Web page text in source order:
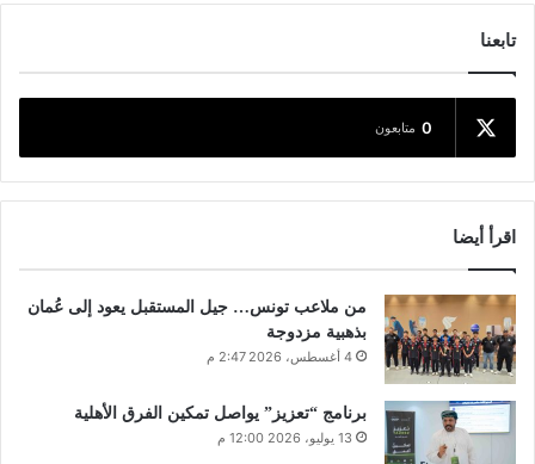
تابعنا
0 متابعون
اقرأ أيضا
من ملاعب تونس… جيل المستقبل يعود إلى عُمان
بذهبية مزدوجة
4 أغسطس، 2026 2:47 م
برنامج “تعزيز” يواصل تمكين الفرق الأهلية
13 يوليو، 2026 12:00 م